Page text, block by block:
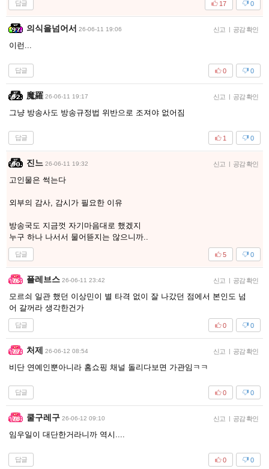
답글 0
17
의식을넘어서 26-06-11 19:06 신고 | 공감 확인
이런...
답글 0
0
魔羅 26-06-11 19:17 신고 | 공감 확인
그냥 방송사도 방송규정법 위반으로 조져야 없어짐
답글 0
1
진느 26-06-11 19:32 신고 | 공감 확인
고인물은 썩는다
외부의 감사, 감시가 필요한 이유
방송국도 지금껏 자기마음대로 했겠지
누구 하나 나서서 물어뜯지는 않으니까..
답글 0
5
플레브스 26-06-11 23:42 신고 | 공감 확인
모르쇠 일관 했던 이상민이 별 타격 없이 잘 나갔던 점에서 본인도 넘
어 갈꺼라 생각한건가
답글 0
0
처제 26-06-12 08:54 신고 | 공감 확인
비단 연예인뿐아니라 홈쇼핑 채널 돌리다보면 가관임ㅋㅋ
답글 0
0
쿨구레구 26-06-12 09:10 신고 | 공감 확인
임우일이 대단한거라니까 역시....
답글 0
0